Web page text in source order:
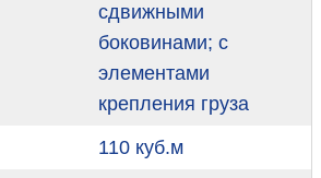
сдвижными
боковинами; с
элементами
крепления груза
110 куб.м